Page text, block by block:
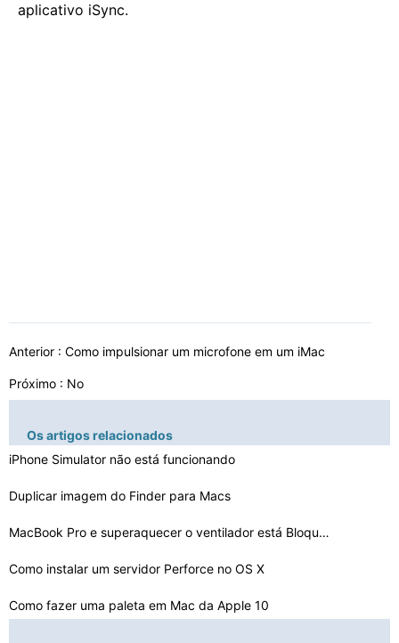
aplicativo iSync.
Anterior : Como impulsionar um microfone em um iMac
Próximo : No
Os artigos relacionados
iPhone Simulator não está funcionando
Duplicar imagem do Finder para Macs
MacBook Pro e superaquecer o ventilador está Bloqueado…
Como instalar um servidor Perforce no OS X
Como fazer uma paleta em Mac da Apple 10